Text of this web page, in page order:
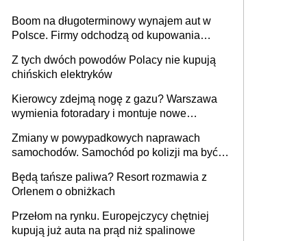
Boom na długoterminowy wynajem aut w
Polsce. Firmy odchodzą od kupowania
Z tych dwóch powodów Polacy nie kupują
chińskich elektryków
Kierowcy zdejmą nogę z gazu? Warszawa
wymienia fotoradary i montuje nowe
Zmiany w powypadkowych naprawach
samochodów. Samochód po kolizji ma być
technologią producenta
Będą tańsze paliwa? Resort rozmawia z
Orlenem o obniżkach
Przełom na rynku. Europejczycy chętniej
kupują już auta na prąd niż spalinowe